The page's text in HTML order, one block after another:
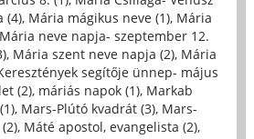
(4), Mária mágikus neve (1), Mária
Mária neve napja- szeptember 12.
, Mária szent neve napja (2), Mária
segítője ünnep- május
(2), máriás napok (1), Markab
, Mars-Plútó kvadrát (3), Mars-
, Máté apostol, evangelista (2),